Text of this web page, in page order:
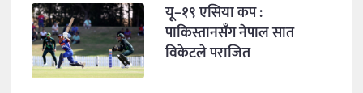
यू–१९ एसिया कप :
पाकिस्तानसँग नेपाल सात
विकेटले पराजित